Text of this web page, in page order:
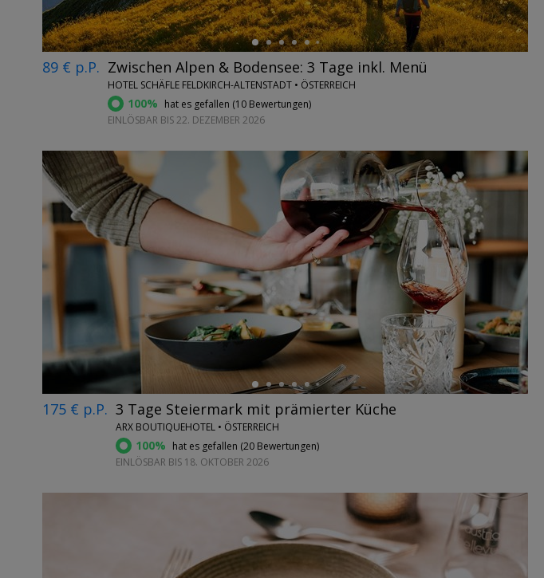
89 € p.P. Zwischen Alpen & Bodensee: 3 Tage inkl. Menü
HOTEL SCHÄFLE FELDKIRCH-ALTENSTADT • ÖSTERREICH
100% hat es gefallen (10 Bewertungen)
EINLÖSBAR BIS 22. DEZEMBER 2026
175 € p.P. 3 Tage Steiermark mit prämierter Küche
ARX BOUTIQUEHOTEL • ÖSTERREICH
100% hat es gefallen (20 Bewertungen)
EINLÖSBAR BIS 18. OKTOBER 2026